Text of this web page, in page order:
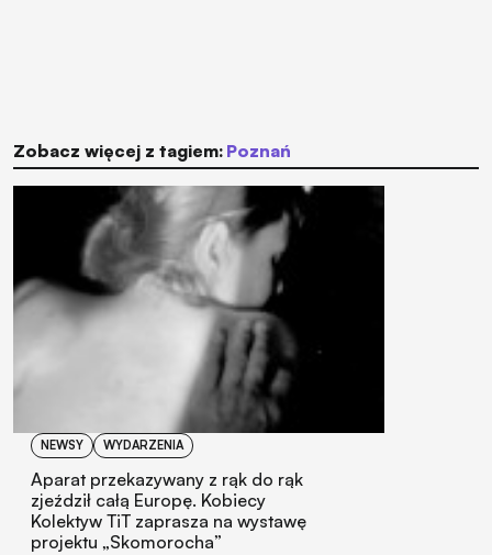
Zobacz więcej z tagiem: Poznań
NEWSY WYDARZENIA
Aparat przekazywany z rąk do rąk
zjeździł całą Europę. Kobiecy
Kolektyw TiT zaprasza na wystawę
projektu „Skomorocha”